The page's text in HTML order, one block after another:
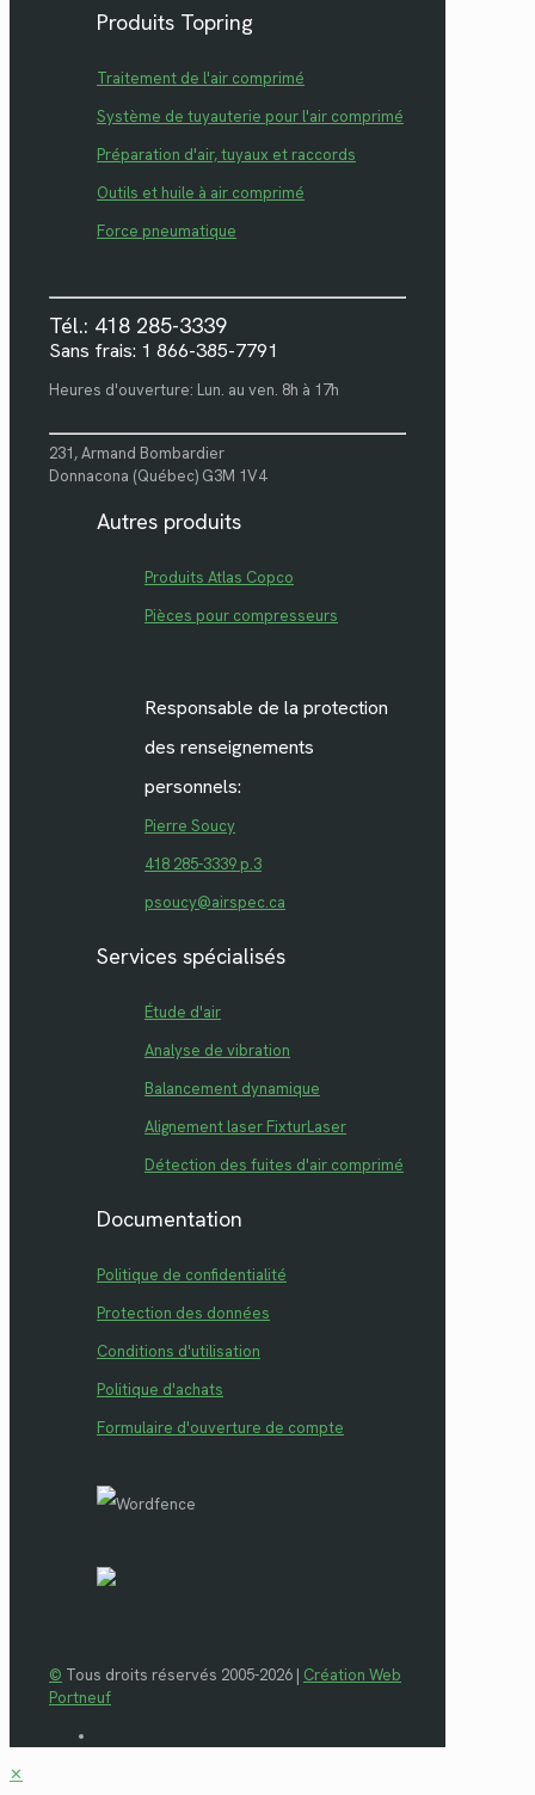
Produits Topring
Traitement de l'air comprimé
Système de tuyauterie pour l'air comprimé
Préparation d'air, tuyaux et raccords
Outils et huile à air comprimé
Force pneumatique
Tél.: 418 285-3339
Sans frais: 1 866-385-7791
Heures d'ouverture: Lun. au ven. 8h à 17h
231, Armand Bombardier
Donnacona (Québec) G3M 1V4
Autres produits
Produits Atlas Copco
Pièces pour compresseurs
Responsable de la protection
des renseignements
personnels:
Pierre Soucy
418 285-3339 p.3
psoucy@airspec.ca
Services spécialisés
Étude d'air
Analyse de vibration
Balancement dynamique
Alignement laser FixturLaser
Détection des fuites d'air comprimé
Documentation
Politique de confidentialité
Protection des données
Conditions d'utilisation
Politique d'achats
Formulaire d'ouverture de compte
© Tous droits réservés 2005-2026 | Création Web
Portneuf
✕